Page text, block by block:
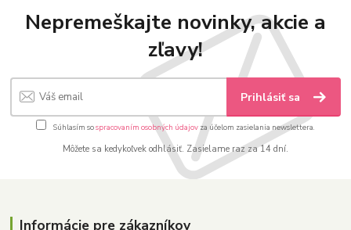
Nepremeškajte novinky, akcie a
zľavy!
Prihlásiť sa
Súhlasím sospracovaním osobných údajov za účelom zasielania newslettera.
Môžete sa kedykoľvek odhlásiť. Zasielame raz za 14 dní.
Informácie pre zákazníkov